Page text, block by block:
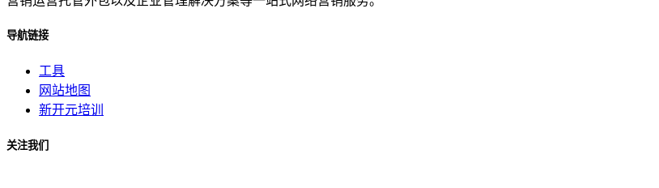
导航链接
工具
网站地图
新开元培训
关注我们